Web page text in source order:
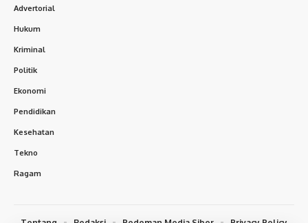
Advertorial
Hukum
Kriminal
Politik
Ekonomi
Pendidikan
Kesehatan
Tekno
Ragam